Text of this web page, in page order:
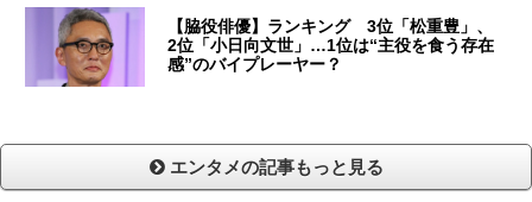
【脇役俳優】ランキング 3位「松重豊」、
2位「小日向文世」…1位は“主役を食う存在
感”のバイプレーヤー？
エンタメの記事もっと見る